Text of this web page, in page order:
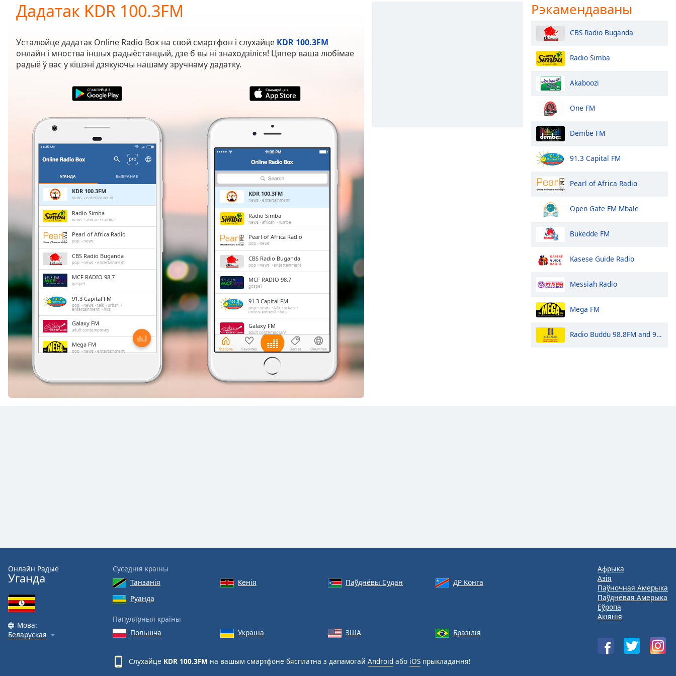
Current
Time0:00
Duration
Loaded:
0.00%
Remaining
Chapters
Chapters
descriptions
off
selected
subtitles
settings
opens
subtitles
window.
Beginning
dialog
window.
Escape
will
Дадатак KDR 100.3FM
Усталюйце дадатак Online Radio Box на свой смартфон і слухайце KDR 100.3FM
онлайн і мноства іншых радыёстанцый, дзе б вы ні знаходзіліся! Цяпер ваша любімае
радыё ў вас у кішэні дзякуючы нашаму зручнаму дадатку.
УГАНДА ВЫБРАНАЕ
KDR 100.3FM
news entertainment
Radio Simba
news african rumba
Pearl of Africa Radio
pop news
CBS Radio Buganda
pop news entertainment
MCF RADIO 98.7
gospel
91.3 Capital FM
pop news talk urban
entertainment hits
Galaxy FM
adult contemporary
Mega FM
pop news entertainment
KDR 100.3FM
news entertainment
Radio Simba
news african rumba
Pearl of Africa Radio
pop news
CBS Radio Buganda
pop news entertainment
MCF RADIO 98.7
gospel
91.3 Capital FM
pop news talk urban
entertainment hits
Galaxy FM
adult contemporary
Mega FM
pop news entertainment
Akaboozi
news talk
Рэкамендаваны
CBS Radio Buganda
Radio Simba
Akaboozi
One FM
Dembe FM
91.3 Capital FM
Pearl of Africa Radio
Open Gate FM Mbale
Bukedde FM
Kasese Guide Radio
Messiah Radio
Mega FM
Radio Buddu 98.8FM and 95.5FM
Онлайн Радыё
Уганда
Мова:
Беларуская
Суседнія краіны
Танзанія
Кенія Паўднёвы Судан
ДР Конга
Руанда
Папулярныя краіны
Польшча
Украіна ЗША Бразілія
Слухайце KDR 100.3FM на вашым смартфоне бясплатна з дапамогай Android або iOS прыкладання!
Афрыка
Азія
Паўночная Амерыка
Паўднёвая Амерыка
Еўропа
Акіянія